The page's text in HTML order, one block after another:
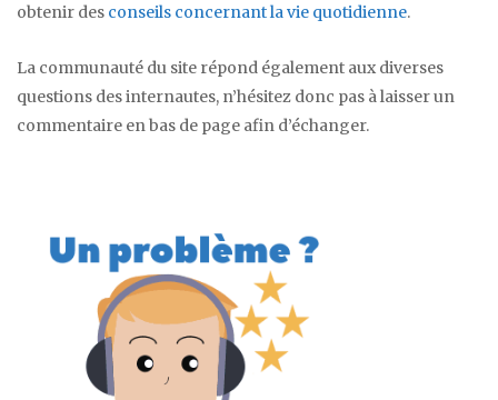
obtenir des conseils concernant la vie quotidienne.
La communauté du site répond également aux diverses
questions des internautes, n’hésitez donc pas à laisser un
commentaire en bas de page afin d’échanger.